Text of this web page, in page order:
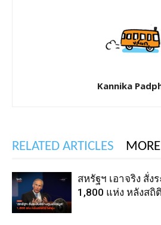
Kannika
RELATED ARTICLES
สหรัฐฯ เอาจริง สั่
1,800 แห่ง หลังสถิ